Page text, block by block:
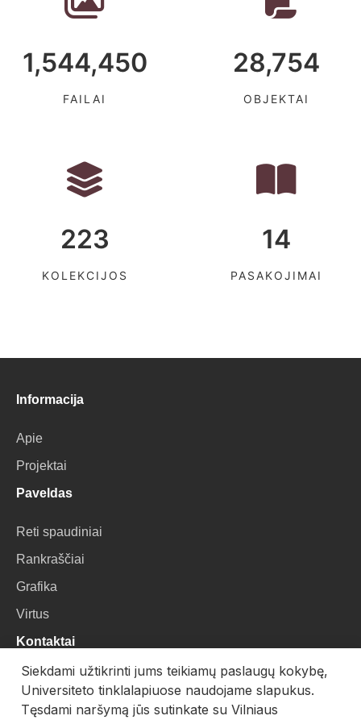
1,544,450
FAILAI
28,754
OBJEKTAI
223
KOLEKCIJOS
14
PASAKOJIMAI
Informacija
Apie
Projektai
Paveldas
Reti spaudiniai
Rankraščiai
Grafika
Virtus
Kontaktai
VU Biblioteka
Universiteto g. 3, LT-01122, Vilnius
Siekdami užtikrinti jums teikiamų paslaugų kokybę,
Universiteto tinklalapiuose naudojame slapukus.
Tęsdami naršymą jūs sutinkate su Vilniaus